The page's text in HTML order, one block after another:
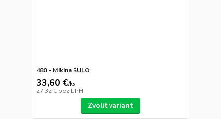
480 - Mikina SULO
33,60 €/ks
27,32 € bez DPH
Zvoliť variant